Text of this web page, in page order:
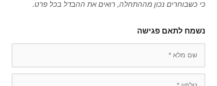
כי כשבוחרים נכון מההתחלה, רואים את ההבדל בכל פרט.
נשמח לתאם פגישה